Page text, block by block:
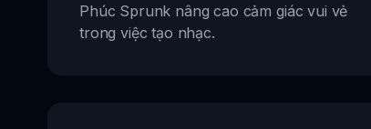
Phúc Sprunk nâng cao cảm giác vui vẻ
trong việc tạo nhạc.